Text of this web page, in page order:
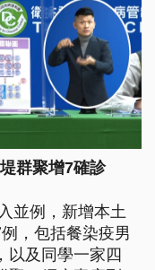
群聚增7確診
並例，新增本土
，包括餐染疫男
以及同學一家四